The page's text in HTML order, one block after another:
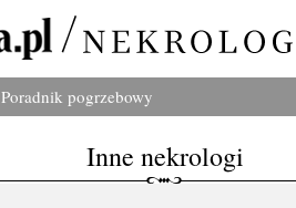
Poradnik pogrzebowy
Inne nekrologi